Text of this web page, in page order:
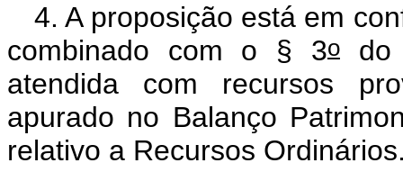
4. A proposição está em
combinado com o § 3odo
atendida com recursos
apurado no Balanço
relativo a Recursos